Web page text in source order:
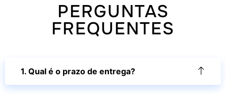
PERGUNTAS
FREQUENTES
1. Qual é o prazo de entrega?